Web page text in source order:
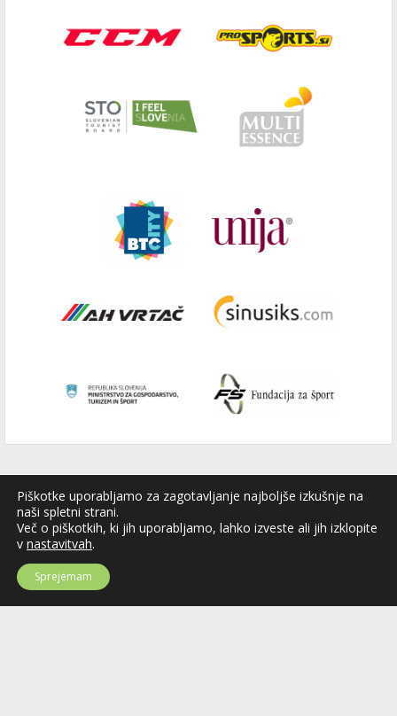
Piškotke uporabljamo za zagotavljanje najboljše izkušnje na
naši spletni strani.
Več o piškotkih, ki jih uporabljamo, lahko izveste ali jih izklopite
v nastavitvah.
Sprejemam